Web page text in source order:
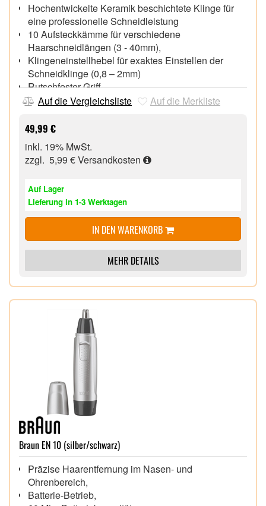
Hochentwickelte Keramik beschichtete Klinge für
eine professionelle Schneidleistung
10 Aufsteckkämme für verschiedene
Haarschneidlängen (3 - 40mm),
Klingeneinstellhebel für exaktes Einstellen der
Schneidklinge (0,8 – 2mm)
Rutschfester Griff,
Bis zu 40 Min. Betriebszeit bei Akkubetrieb,
Auf die Vergleichsliste Auf die Merkliste
49,99 €
inkl. 19% MwSt.
zzgl. 5,99 €Versandkosten
Auf Lager
Lieferung in 1-3 Werktagen
IN DEN WARENKORB
MEHR DETAILS
Braun EN 10 (silber/schwarz)
Präzise Haarentfernung im Nasen- und
Ohrenbereich,
Batterie-Betrieb,